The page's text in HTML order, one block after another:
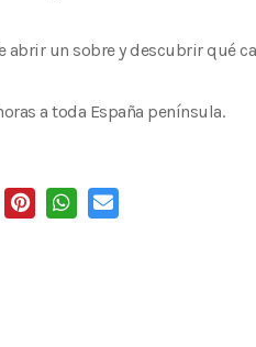
abrir un sobre y descubrir qué
a toda España península.